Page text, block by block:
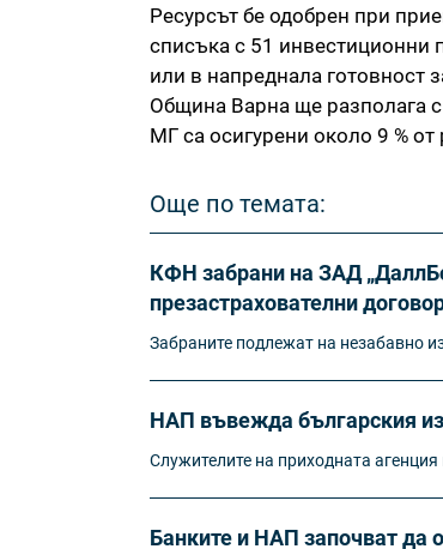
Ресурсът бе одобрен при
списъка с 51 инвестиционни
или в напреднала готовност
Община Варна ще разполага
МГ са осигурени около 9 % от
Още по темата:
КФН забрани на ЗАД
презастрахователни
Забраните подлежат на незабавно
НАП въвежда българския
Служителите на приходната
Банките и НАП започват да